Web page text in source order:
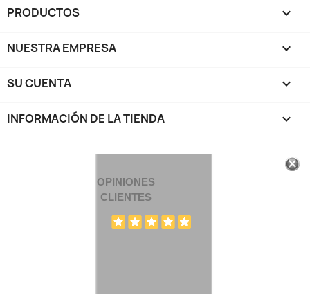
PRODUCTOS 
NUESTRA EMPRESA 
SU CUENTA 
INFORMACIÓN DE LA TIENDA keyboard_arrow_down
OPINIONES
CLIENTES